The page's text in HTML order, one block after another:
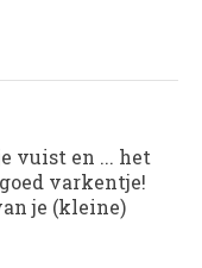
vuist en ... het
varkentje!
je (kleine)